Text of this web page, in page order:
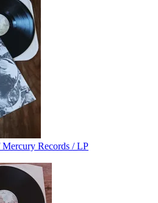
Records / LP